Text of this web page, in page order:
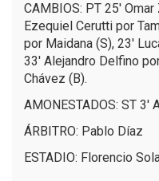
CAMBIOS: PT 25'
Ezequiel Cerutti por
por Maidana (S), 23'
33' Alejandro Delfino
Chávez (B).
AMONESTADOS: ST 3'
ÁRBITRO: Pablo Díaz
ESTADIO: Florencio